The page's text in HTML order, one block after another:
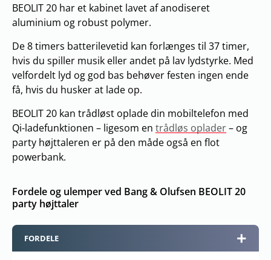
BEOLIT 20 har et kabinet lavet af anodiseret
aluminium og robust polymer.
De 8 timers batterilevetid kan forlænges til 37 timer,
hvis du spiller musik eller andet på lav lydstyrke. Med
velfordelt lyd og god bas behøver festen ingen ende
få, hvis du husker at lade op.
BEOLIT 20 kan trådløst oplade din mobiltelefon med
Qi-ladefunktionen – ligesom en trådløs oplader– og
party højttaleren er på den måde også en flot
powerbank.
Fordele og ulemper ved Bang & Olufsen BEOLIT 20
party højttaler
FORDELE